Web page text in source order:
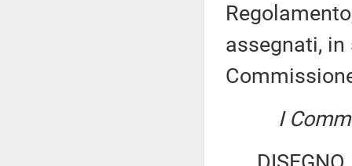
assegnati,
I